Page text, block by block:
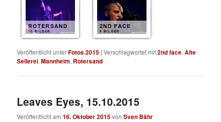
ROTERSAND
15 BILDER
2ND FACE
8 BILDER
Veröffentlicht unterFotos 2015 |Verschlagwortet mit2nd face,Alte
Seilerei,Mannheim, Rotersand
Leaves Eyes, 15.10.2015
Veröffentlicht am16. Oktober 2015vonSven Bähr